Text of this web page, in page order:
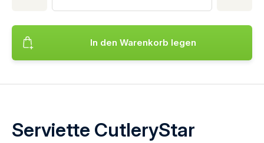
In den Warenkorb legen
Fügt das Produkt hinzu Serviette CutleryStar 2-lagig weiß
Serviette CutleryStar